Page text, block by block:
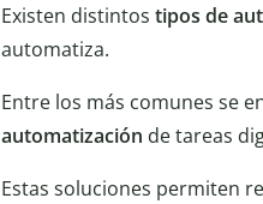
Existen distintos tipos de
automatiza.
Entre los más comunes se
automatización de tareas
Estas soluciones permiten